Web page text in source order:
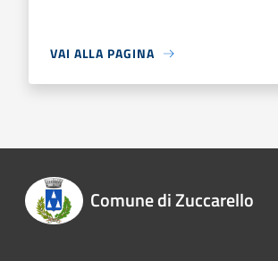
VAI ALLA PAGINA
Comune di Zuccarello